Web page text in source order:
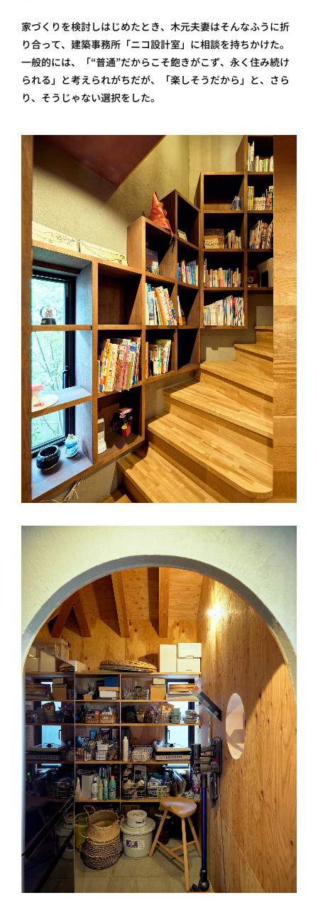
家づくりを検討しはじめたとき、木元夫妻はそんなふうに折
り合って、建築事務所「ニコ設計室」に相談を持ちかけた。
一般的には、「“普通”だからこそ飽きがこず、永く住み続け
られる」と考えられがちだが、「楽しそうだから」と、さら
り、そうじゃない選択をした。